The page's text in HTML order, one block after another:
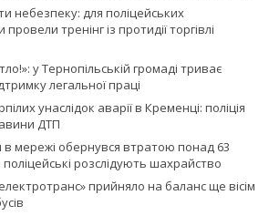
небезпеку: для поліцейських
тренінг із протидії торгівлі
у Тернопільській громаді триває
легальної праці
унаслідок аварії в Кременці: поліція
ДТП
мережі обернувся втратою понад 63
розслідують шахрайство
прийняло на баланс ще вісім